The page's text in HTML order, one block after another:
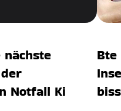
Notfall Ki